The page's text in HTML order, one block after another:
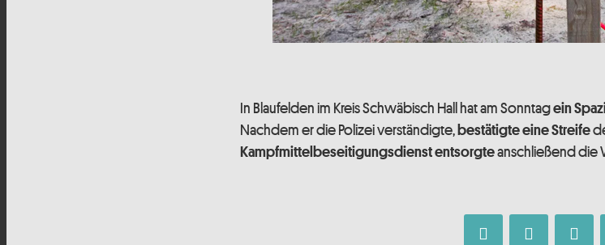
In Blaufelden im Kreis Schwäbisch Hall hat am Sonntagein
Nachdem er die Polizei verständigte, bestätigte eine Streife
Kampfmittelbeseitigungsdienst entsorgteanschließend die